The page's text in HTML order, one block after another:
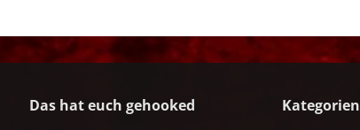
Das hat euch gehooked Kategorien